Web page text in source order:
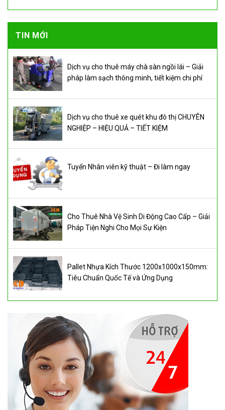
TIN MỚI
Dịch vụ cho thuê máy chà sàn ngồi lái – Giải
pháp làm sạch thông minh, tiết kiệm chi phí
Dịch vụ cho thuê xe quét khu đô thị CHUYÊN
NGHIỆP – HIỆU QUẢ – TIẾT KIỆM
Tuyển Nhân viên kỹ thuật – Đi làm ngay
Cho Thuê Nhà Vệ Sinh Di Động Cao Cấp – Giải
Pháp Tiện Nghi Cho Mọi Sự Kiện
Pallet Nhựa Kích Thước 1200x1000x150mm:
Tiêu Chuẩn Quốc Tế và Ứng Dụng